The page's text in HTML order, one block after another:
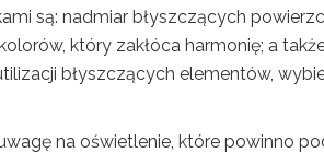
są: nadmiar błyszczących
który zakłóca harmonię; a
błyszczących elementów,
na oświetlenie, które powinno